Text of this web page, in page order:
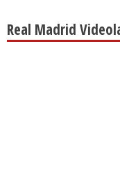
Real Madrid